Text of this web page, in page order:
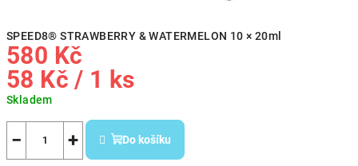
SPEED8® STRAWBERRY & WATERMELON 10 × 20ml
580 Kč
Měrná
cena:
58 Kč / 1 ks
Skladem
+
− Do košíku